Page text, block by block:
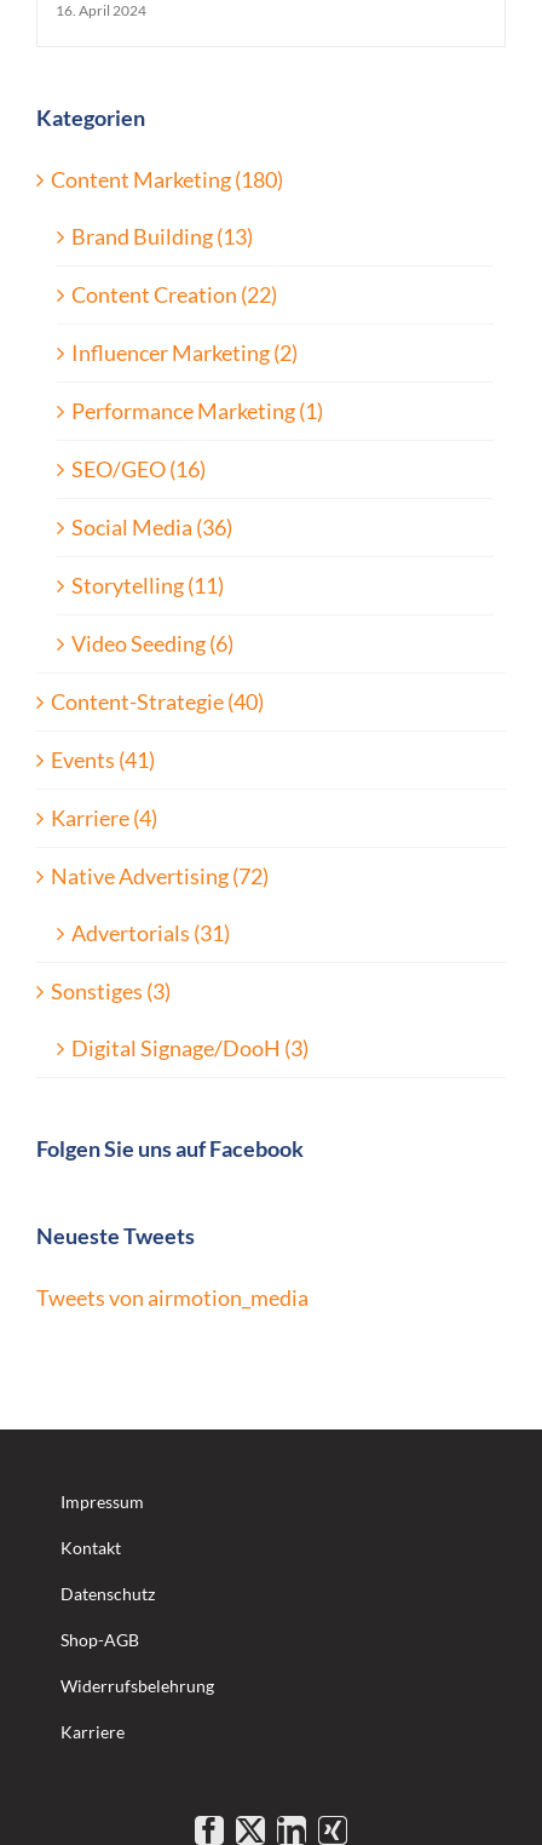
16. April 2024
Kategorien
Content Marketing (180)
Brand Building (13)
Content Creation (22)
Influencer Marketing (2)
Performance Marketing (1)
SEO/GEO (16)
Social Media (36)
Storytelling (11)
Video Seeding (6)
Content-Strategie (40)
Events (41)
Karriere (4)
Native Advertising (72)
Advertorials (31)
Sonstiges (3)
Digital Signage/DooH (3)
Folgen Sie uns auf Facebook
Neueste Tweets
Tweets von airmotion_media
Impressum
Kontakt
Datenschutz
Shop-AGB
Widerrufsbelehrung
Karriere